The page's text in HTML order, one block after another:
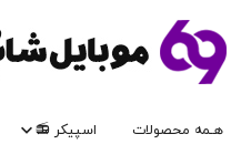
هـمه محصولات اسپیکر 📻